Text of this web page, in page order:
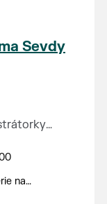
Sevdy
fantazií i
dětem i
pátek od
na